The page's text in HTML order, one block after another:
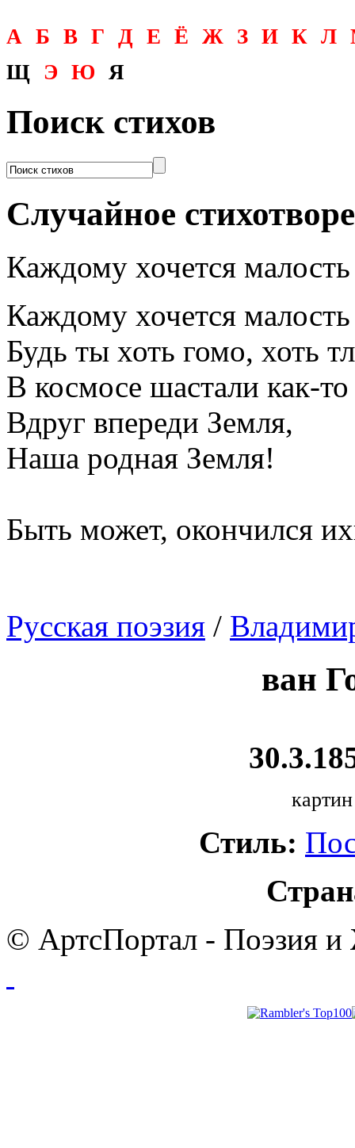
А Б В Г Д Е Ё Ж З И К Л
Щ Э Ю Я
Поиск стихов
Случайное
Каждому хочется малость
Каждому хочется малость
Будь ты хоть гомо, хоть
В космосе шастали как-
Вдруг впереди Земля,
Наша родная Земля!
Быть может, окончился
Русская поэзия /
ван
Стиль:
© АртсПортал - Поэзия